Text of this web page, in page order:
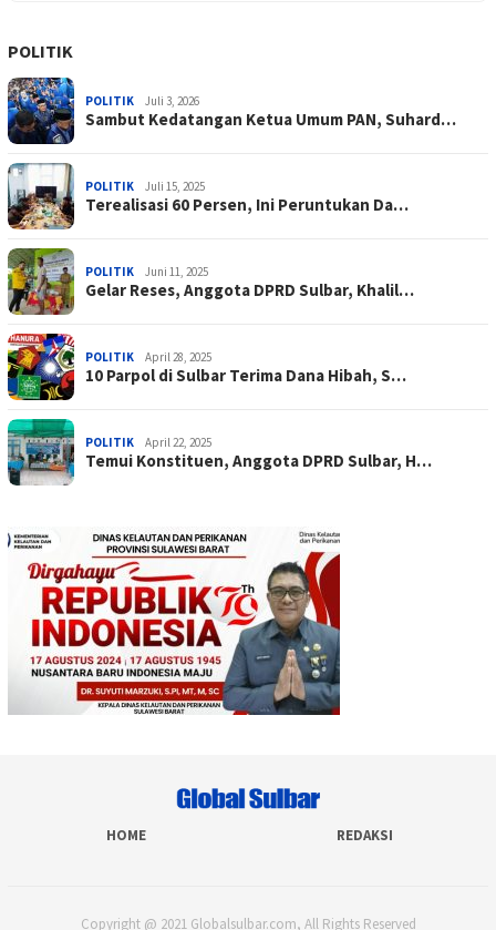
POLITIK
POLITIK Juli 3, 2026
Sambut Kedatangan Ketua Umum PAN, Suhard…
POLITIK Juli 15, 2025
Terealisasi 60 Persen, Ini Peruntukan Da…
POLITIK Juni 11, 2025
Gelar Reses, Anggota DPRD Sulbar, Khalil…
POLITIK April 28, 2025
10 Parpol di Sulbar Terima Dana Hibah, S…
POLITIK April 22, 2025
Temui Konstituen, Anggota DPRD Sulbar, H…
HOME REDAKSI
Copyright @ 2021 Globalsulbar.com, All Rights Reserved